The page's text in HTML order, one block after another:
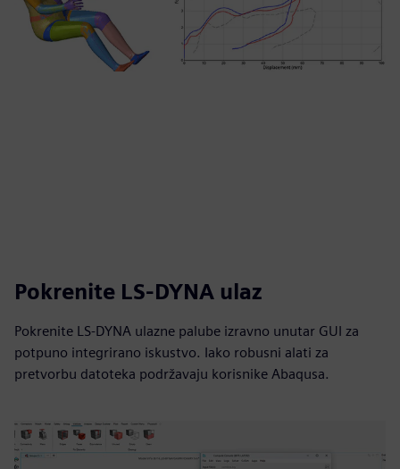
Pokrenite LS-DYNA ulaz
Pokrenite LS-DYNA ulazne palube izravno unutar GUI za
potpuno integrirano iskustvo. Iako robusni alati za
pretvorbu datoteka podržavaju korisnike Abaqusa.